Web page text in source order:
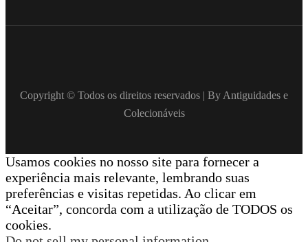
Copyright © Todos os direitos reservados | By Antiguidades e
Colecionáveis
Usamos cookies no nosso site para fornecer a
experiência mais relevante, lembrando suas
preferências e visitas repetidas. Ao clicar em
“Aceitar”, concorda com a utilização de TODOS os
cookies.